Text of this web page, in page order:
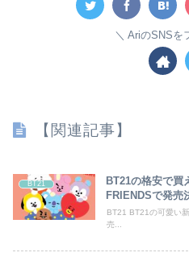
AriのSNSを
【関連記事】
BT21
BT21の格安で買
FRIENDSで発売
BT21 BT21の可愛い
売...